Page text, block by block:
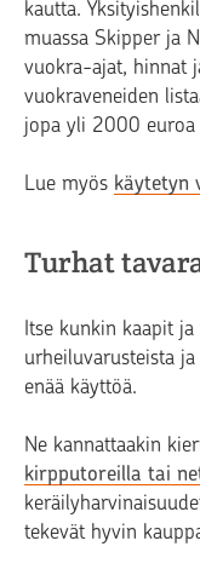
kautta.
muassa Skipper ja
vuokra-ajat, hinnat
vuokraveneiden
jopa yli 2000 euroa
Lue myös käytetyn
Turhat
Itse kunkin kaapit
urheiluvarusteista
enää käyttöä.
Ne kannattaakin
kirpputoreilla tai
tekevät hyvin